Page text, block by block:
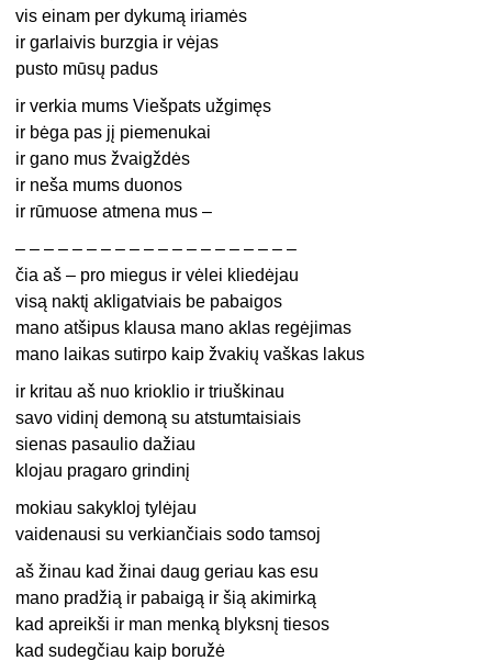
vis einam per dykumą iriamės
ir garlaivis burzgia ir vėjas
pusto mūsų padus
ir verkia mums Viešpats užgimęs
ir bėga pas jį piemenukai
ir gano mus žvaigždės
ir neša mums duonos
ir rūmuose atmena mus –
– – – – – – – – – – – – – – – – – – – –
čia aš – pro miegus ir vėlei kliedėjau
visą naktį akligatviais be pabaigos
mano atšipus klausa mano aklas regėjimas
mano laikas sutirpo kaip žvakių vaškas lakus
ir kritau aš nuo krioklio ir triuškinau
savo vidinį demoną su atstumtaisiais
sienas pasaulio dažiau
klojau pragaro grindinį
mokiau sakykloj tylėjau
vaidenausi su verkiančiais sodo tamsoj
aš žinau kad žinai daug geriau kas esu
mano pradžią ir pabaigą ir šią akimirką
kad apreikši ir man menką blyksnį tiesos
kad sudegčiau kaip boružė